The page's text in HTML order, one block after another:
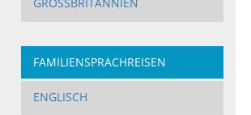
GROSSBRITANNIEN
FAMILIENSPRACHREISEN
ENGLISCH